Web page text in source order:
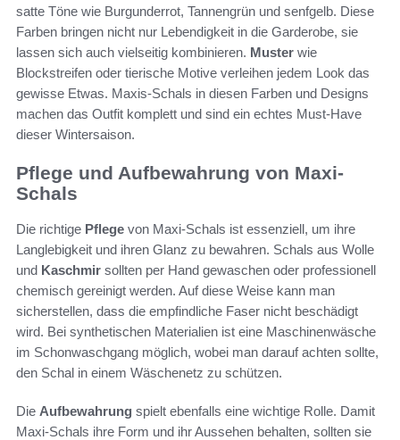
satte Töne wie Burgunderrot, Tannengrün und senfgelb. Diese
Farben bringen nicht nur Lebendigkeit in die Garderobe, sie
lassen sich auch vielseitig kombinieren. Muster wie
Blockstreifen oder tierische Motive verleihen jedem Look das
gewisse Etwas. Maxis-Schals in diesen Farben und Designs
machen das Outfit komplett und sind ein echtes Must-Have
dieser Wintersaison.
Pflege und Aufbewahrung von Maxi-
Schals
Die richtige Pflege von Maxi-Schals ist essenziell, um ihre
Langlebigkeit und ihren Glanz zu bewahren. Schals aus Wolle
und Kaschmir sollten per Hand gewaschen oder professionell
chemisch gereinigt werden. Auf diese Weise kann man
sicherstellen, dass die empfindliche Faser nicht beschädigt
wird. Bei synthetischen Materialien ist eine Maschinenwäsche
im Schonwaschgang möglich, wobei man darauf achten sollte,
den Schal in einem Wäschenetz zu schützen.
Die Aufbewahrung spielt ebenfalls eine wichtige Rolle. Damit
Maxi-Schals ihre Form und ihr Aussehen behalten, sollten sie